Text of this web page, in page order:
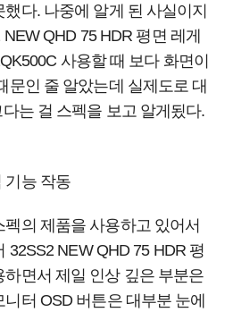
다. 나중에 알게 된 사실이지
QHD 75 HDR 평면 레게
사용할 때 보다 화면이
문인 줄 알았는데 실제도로 대
는 걸 스펙을 보고 알게됬다.
기능 작동
의 제품을 사용하고 있어서
32SS2 NEW QHD 75 HDR 평
하면서 제일 인상 깊은 부분은
터 OSD 버튼은 대부분 눈에